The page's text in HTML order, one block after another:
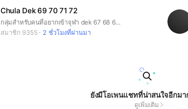
Chula Dek 69 70 71 72
กลุ่มสำหรับคนที่อยากเข้าจุฬา dek 67 68 69 CU107 CU108
สมาชิก 9355
2 ชั่วโมงที่ผ่านมา
ยังมีโอเพนแชทที่น่าสนใจอีกมา
ดูเพิ่มเติม